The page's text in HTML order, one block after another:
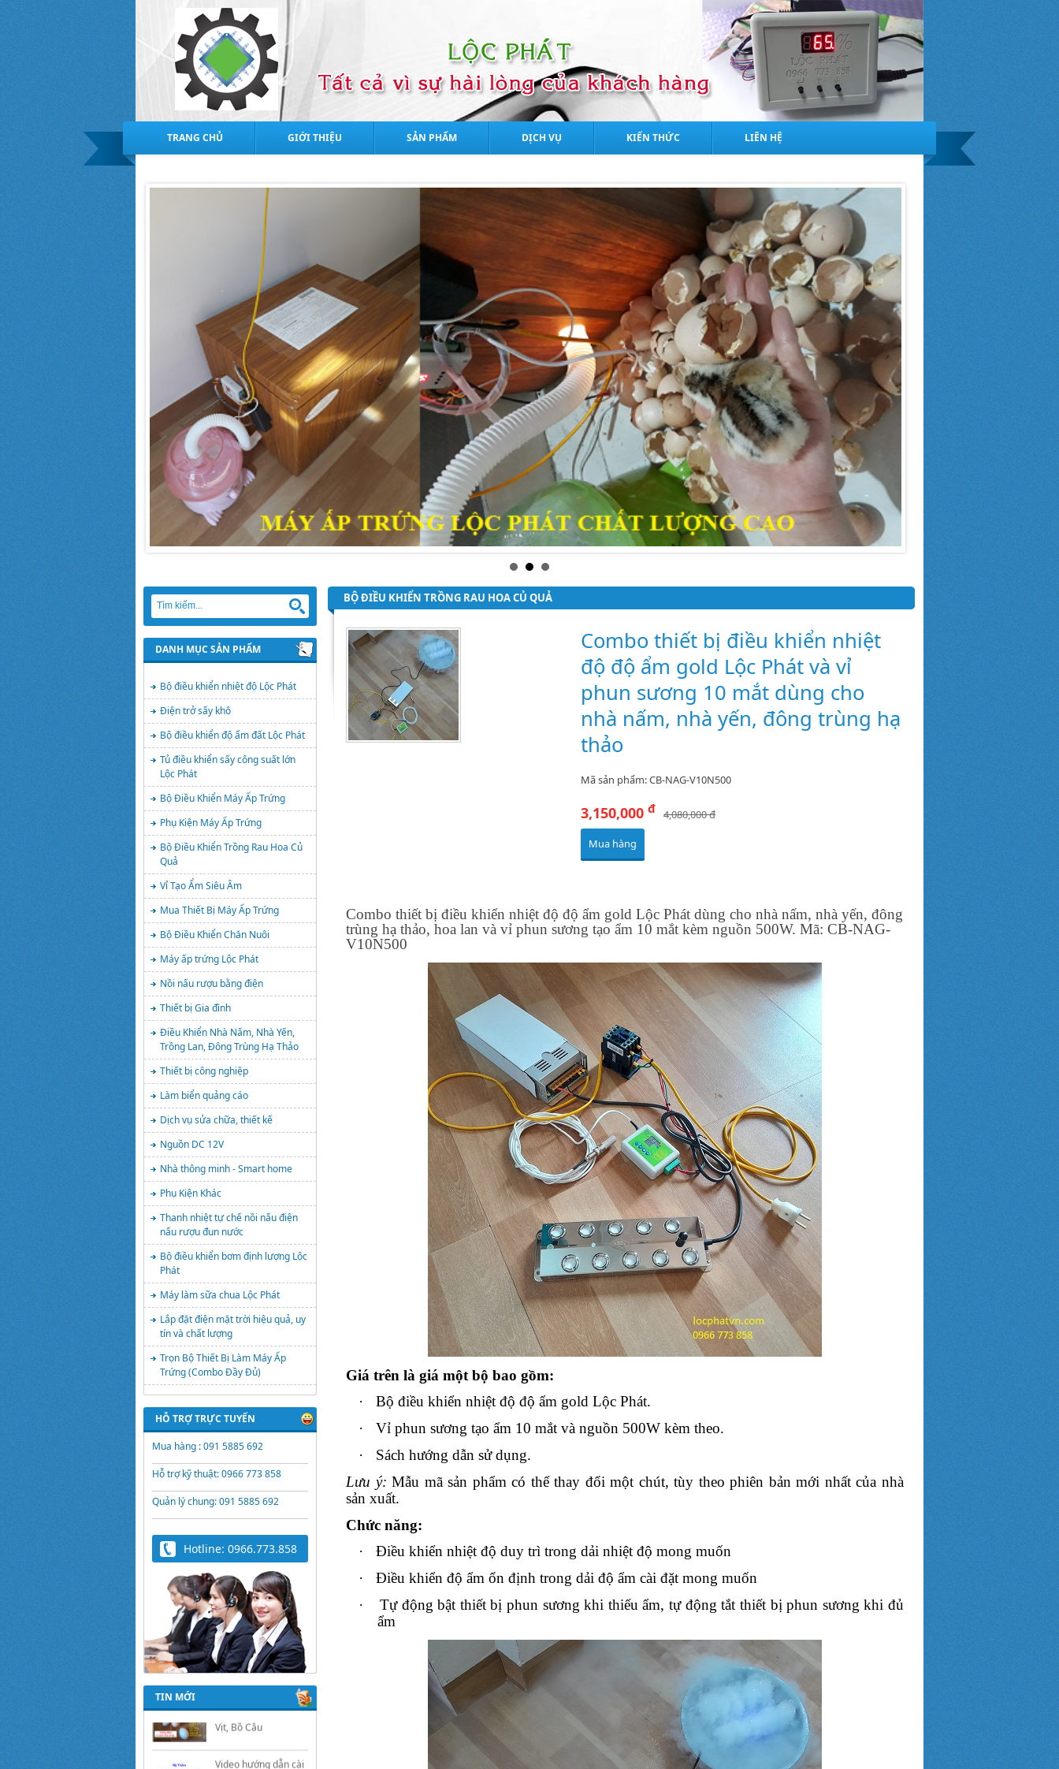
TRANG CHỦ GIỚI THIỆU SẢN PHẨM DỊCH VỤ KIẾN THỨC LIÊN HỆ
BỘ ĐIỀU KHIỂN TRỒNG RAU HOA CỦ QUẢ
Combo thiết bị điều khiển nhiệt
độ độ ẩm gold Lộc Phát và vỉ
phun sương 10 mắt dùng cho
nhà nấm, nhà yến, đông trùng hạ
thảo
Mã sản phẩm: CB-NAG-V10N500
3,150,000đ 4,080,000 đ
Mua hàng
Combo thiết bị điều khiển nhiệt độ độ ẩm gold Lộc Phát dùng cho nhà nấm, nhà yến, đông
trùng hạ thảo, hoa lan và vỉ phun sương tạo ẩm 10 mắt kèm nguồn 500W. Mã: CB-NAG-
V10N500
Giá trên là giá một bộ bao gồm:
·
Bộ điều khiển nhiệt độ độ ẩm gold Lộc Phát.
·
Vỉ phun sương tạo ẩm 10 mắt và nguồn 500W kèm theo.
·
Sách hướng dẫn sử dụng.
Lưu ý: Mẫu mã sản phẩm có thể thay đổi một chút, tùy theo phiên bản mới nhất của nhà
sản xuất.
Chức năng:
·
Điều khiển nhiệt độ duy trì trong dải nhiệt độ mong muốn
·
Điều khiển độ ẩm ổn định trong dải độ ẩm cài đặt mong muốn
·
Tự động bật thiết bị phun sương khi thiếu ẩm, tự động tắt thiết bị phun sương khi đủ
ẩm
DANH MỤC SẢN PHẨM
Bộ điều khiển nhiệt độ Lộc Phát
Điện trở sấy khô
Bộ điều khiển độ ẩm đất Lộc Phát
Tủ điều khiển sấy công suất lớn
Lộc Phát
Bộ Điều Khiển Máy Ấp Trứng
Phụ Kiện Máy Ấp Trứng
Bộ Điều Khiển Trồng Rau Hoa Củ
Quả
Vỉ Tạo Ẩm Siêu Âm
Mua Thiết Bị Máy Ấp Trứng
Bộ Điều Khiển Chăn Nuôi
Máy ấp trứng Lộc Phát
Nồi nấu rượu bằng điện
Thiết bị Gia đình
Điều Khiển Nhà Nấm, Nhà Yến,
Trồng Lan, Đông Trùng Hạ Thảo
Thiết bị công nghiệp
Làm biển quảng cáo
Dịch vụ sửa chữa, thiết kế
Nguồn DC 12V
Nhà thông minh - Smart home
Phụ Kiện Khác
Thanh nhiệt tự chế nồi nấu điện
nấu rượu đun nước
Bộ điều khiển bơm định lượng Lộc
Phát
Máy làm sữa chua Lộc Phát
Lắp đặt điện mặt trời hiệu quả, uy
tín và chất lượng
Trọn Bộ Thiết Bị Làm Máy Ấp
Trứng (Combo Đầy Đủ)
HỖ TRỢ TRỰC TUYẾN
Mua hàng : 091 5885 692
Hỗ trợ kỹ thuật: 0966 773 858
Quản lý chung: 091 5885 692
Hotline: 0966.773.858
TIN MỚI
Trứng Giả Lộc Phát
Có Nước - Giải Pháp
Ấp Hiệu Quả Cho Gà,
đặt bộ điều khiển ấp
ĐK880, DK2200,
ĐKMACN, ĐK2200